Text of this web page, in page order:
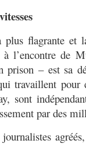
plus flagrante et
l’encontre de
prison – est sa
travaillent pour
sont
par des